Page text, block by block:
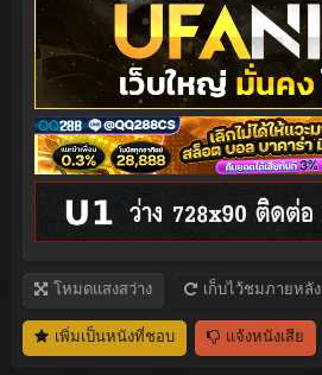
โหมดแสงสว่าง เก็บไว้ชมภายหลัง
เพิ่มเป็นหนังที่ชอบ แจ้งหนังเสีย